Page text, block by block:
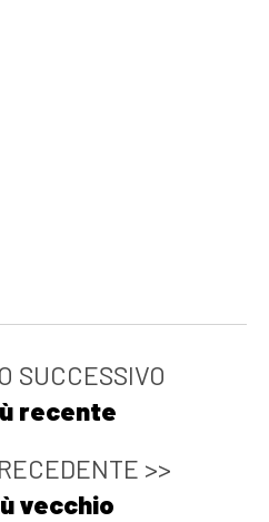
SUCCESSIVO
recente
>>
vecchio